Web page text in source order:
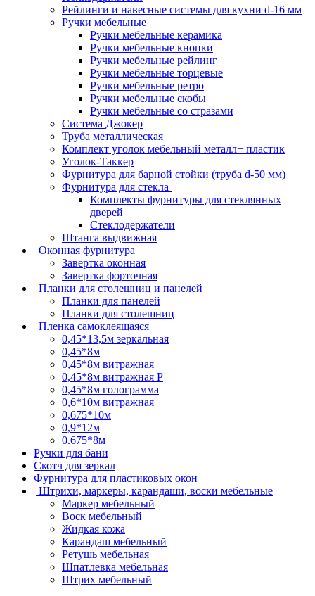
Рейлинги и навесные системы для кухни d-16 мм
Ручки мебельные
Ручки мебельные керамика
Ручки мебельные кнопки
Ручки мебельные рейлинг
Ручки мебельные торцевые
Ручки мебельные ретро
Ручки мебельные скобы
Ручки мебельные со стразами
Система Джокер
Труба металлическая
Комплект уголок мебельный металл+ пластик
Уголок-Таккер
Фурнитура для барной стойки (труба d-50 мм)
Фурнитура для стекла
Комплекты фурнитуры для стеклянных
дверей
Стеклодержатели
Штанга выдвижная
Оконная фурнитура
Завертка оконная
Завертка форточная
Планки для столешниц и панелей
Планки для панелей
Планки для столешниц
Пленка самоклеящаяся
0,45*13,5м зеркальная
0,45*8м
0,45*8м витражная
0,45*8м витражная Р
0,45*8м голограмма
0,6*10м витражная
0,675*10м
0,9*12м
0.675*8м
Ручки для бани
Скотч для зеркал
Фурнитура для пластиковых окон
Штрихи, маркеры, карандаши, воски мебельные
Маркер мебельный
Воск мебельный
Жидкая кожа
Карандаш мебельный
Ретушь мебельная
Шпатлевка мебельная
Штрих мебельный